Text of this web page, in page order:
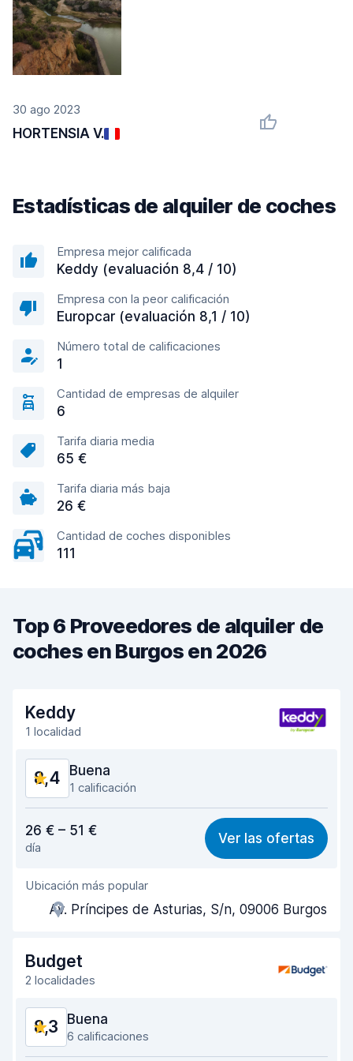
30 ago 2023
HORTENSIA V.
Estadísticas de alquiler de coches
Empresa mejor calificada
Keddy (evaluación 8,4 / 10)
Empresa con la peor calificación
Europcar (evaluación 8,1 / 10)
Número total de calificaciones
1
Cantidad de empresas de alquiler
6
Tarifa diaria media
65 €
Tarifa diaria más baja
26 €
Cantidad de coches disponibles
111
Top 6 Proveedores de alquiler de
coches en Burgos en 2026
Keddy
1 localidad
8,4 Buena
1 calificación
8,1
Fácil de encontrar 8,4
Amabilidad del agente
Rapidez en la recogida
Rapidez en la entrega
Estado del vehículo
26 € – 51 €
día
Ver las ofertas
Ubicación más popular
Av. Príncipes de Asturias, S/n, 09006 Burgos
Budget
2 localidades
8,3 Buena
6 calificaciones